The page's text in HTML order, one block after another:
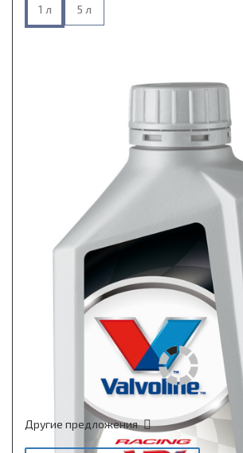
1 л 5 л
Другие предложения